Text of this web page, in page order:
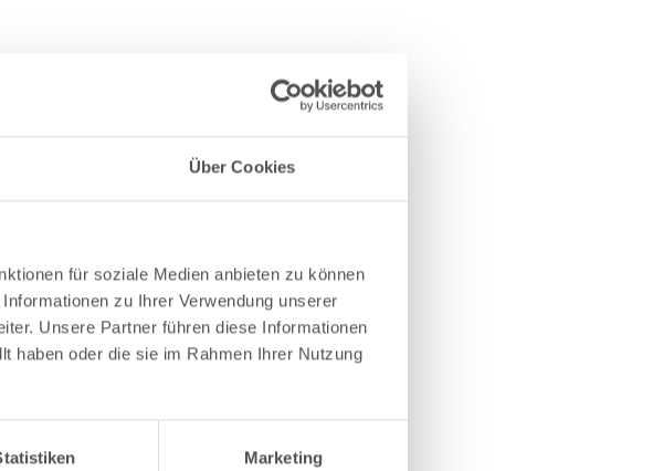
Über Cookies
für soziale Medien anbieten zu können
zu Ihrer Verwendung unserer
Unsere Partner führen diese Informationen
haben oder die sie im Rahmen Ihrer Nutzung
Marketing